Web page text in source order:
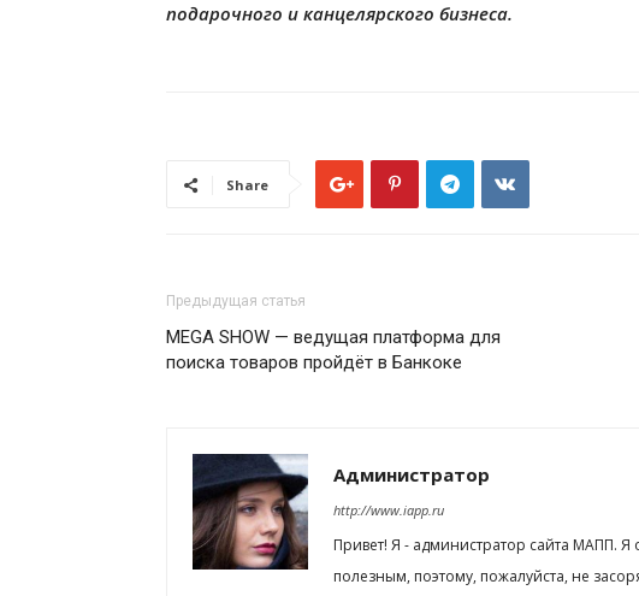
подарочного и канцелярского бизнеса.
Share
Предыдущая статья
MEGA SHOW — ведущая платформа для
поиска товаров пройдёт в Банкоке
Администратор
http://www.iapp.ru
Привет! Я - администратор сайта МАПП.
полезным, поэтому, пожалуйста, не